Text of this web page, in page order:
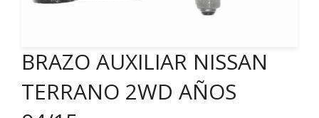
BRAZO AUXILIAR NISSAN
TERRANO 2WD AÑOS